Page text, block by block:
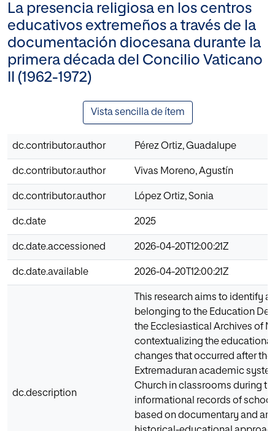
La presencia religiosa en los centros
educativos extremeños a través de la
documentación diocesana durante la
primera década del Concilio Vaticano
II (1962-1972)
Vista sencilla de ítem
dc.contributor.author Pérez Ortiz, Guadalupe
dc.contributor.author Vivas Moreno, Agustín
dc.contributor.author López Ortiz, Sonia
dc.date 2025
dc.date.accessioned 2026-04-20T12:00:21Z
dc.date.available 2026-04-20T12:00:21Z
dc.description
This research aims to identify
belonging to the Education
the Ecclesiastical Archives of
contextualizing the
changes that occurred after
Extremaduran academic
Church in classrooms during
informational records of
based on documentary and